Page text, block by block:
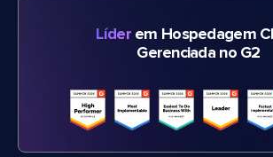
Líderem Hospedagem
Gerenciada no G2